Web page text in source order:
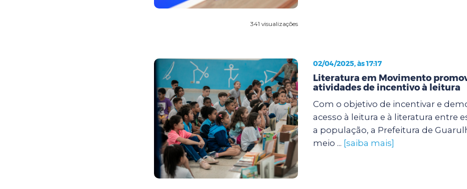
341 visualizações
02/04/2025, às 17:17
Literatura em Movimento
atividades de incentivo à leitura
Com o objetivo de incentivar e
acesso à leitura e à literatura entre
a população, a Prefeitura de
meio ... [saiba mais]